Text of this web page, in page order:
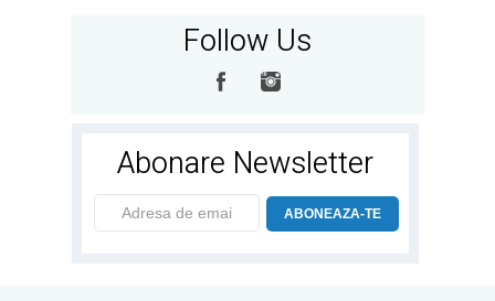
Follow Us
Abonare Newsletter
ABONEAZA-TE